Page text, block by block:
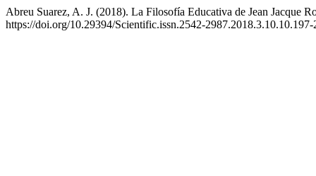
Abreu Suarez, A. J. (2018). La Filosofía Educativa de Jean Jacque
https://doi.org/10.29394/Scientific.issn.2542-2987.2018.3.10.10.197-